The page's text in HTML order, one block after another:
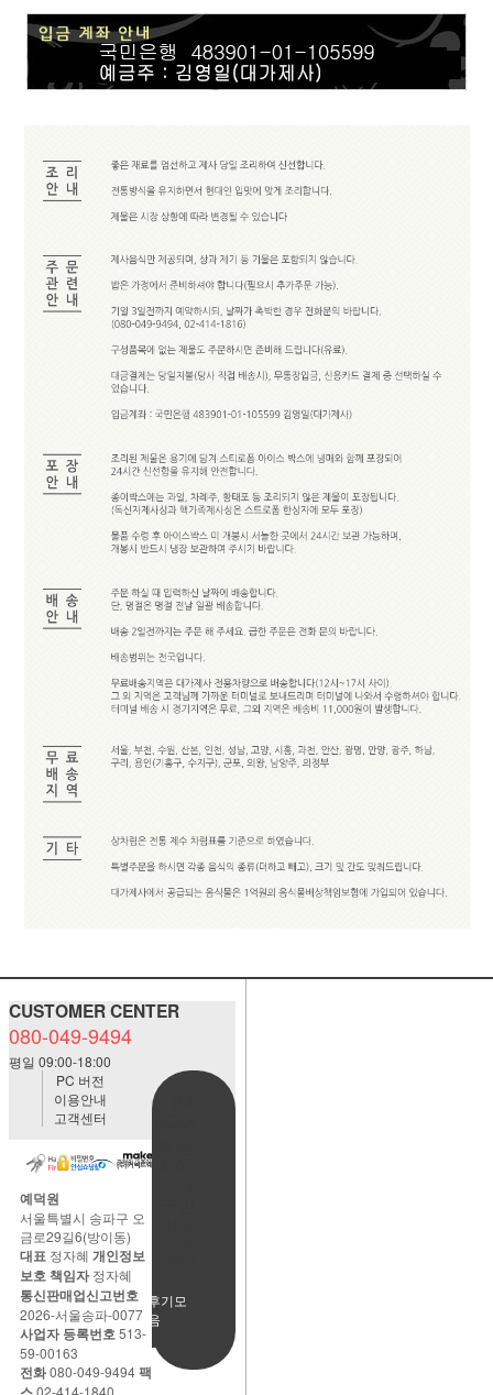
CUSTOMER CENTER
080-049-9494
평일 09:00-18:00
사용후기모
음
PC 버전
이용안내
고객센터
예덕원
서울특별시 송파구 오
금로29길6(방이동)
대표 정자혜 개인정보
보호 책임자정자혜
통신판매업신고번호
2026-서울송파-0077
사업자 등록번호513-
59-00163
전화080-049-9494팩
02-414-1840